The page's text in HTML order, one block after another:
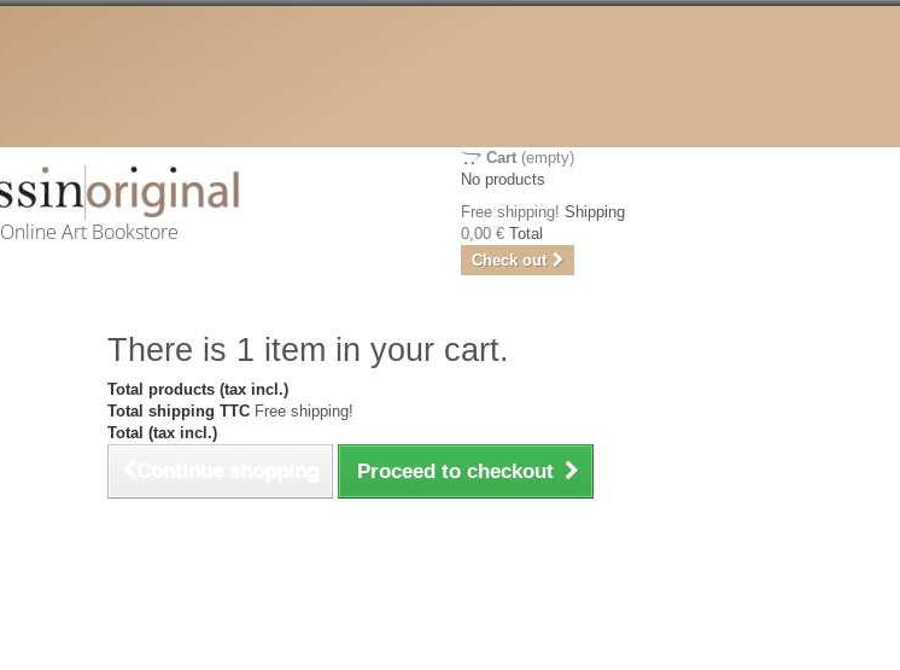
Online Art Bookstore
Cart (empty)
No products
Free shipping! Shipping
0,00 € Total
Check out
There is 1 item in your cart.
Total products (tax incl.)
Total shipping TTC Free shipping!
Total (tax incl.)
Proceed to checkout